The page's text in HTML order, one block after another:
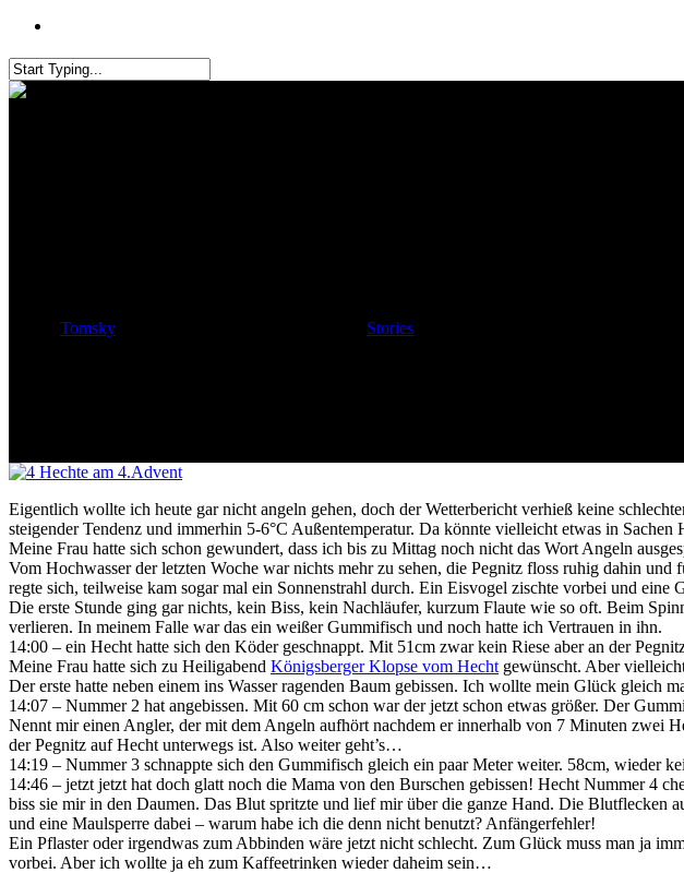
Close
Tomsky Stories
Eigentlich wollte ich heute gar nicht angeln gehen, doch der Wetterbericht verhieß keine
steigender Tendenz und immerhin 5-6°C Außentemperatur. Da könnte vielleicht etwas in Sachen
Meine Frau hatte sich schon gewundert, dass ich bis zu Mittag noch nicht das Wort Angeln
Vom Hochwasser der letzten Woche war nichts mehr zu sehen, die Pegnitz floss ruhig dahin
regte sich, teilweise kam sogar mal ein Sonnenstrahl durch. Ein Eisvogel zischte vorbei und eine
Die erste Stunde ging gar nichts, kein Biss, kein Nachläufer, kurzum Flaute wie so oft. Beim
verlieren. In meinem Falle war das ein weißer Gummifisch und noch hatte ich Vertrauen in ihn.
14:00 – ein Hecht hatte sich den Köder geschnappt. Mit 51cm zwar kein Riese aber an der
Meine Frau hatte sich zu Heiligabend Königsberger Klopse vom Hecht gewünscht. Aber
Der erste hatte neben einem ins Wasser ragenden Baum gebissen. Ich wollte mein Glück gleich
14:07 – Nummer 2 hat angebissen. Mit 60 cm schon war der jetzt schon etwas größer. Der
Nennt mir einen Angler, der mit dem Angeln aufhört nachdem er innerhalb von 7 Minuten zwei
der Pegnitz auf Hecht unterwegs ist. Also weiter geht’s…
14:19 – Nummer 3 schnappte sich den Gummifisch gleich ein paar Meter weiter. 58cm, wieder
14:46 – jetzt jetzt hat doch glatt noch die Mama von den Burschen gebissen! Hecht Nummer 4
biss sie mir in den Daumen. Das Blut spritzte und lief mir über die ganze Hand. Die
und eine Maulsperre dabei – warum habe ich die denn nicht benutzt? Anfängerfehler!
Ein Pflaster oder irgendwas zum Abbinden wäre jetzt nicht schlecht. Zum Glück muss man ja
vorbei. Aber ich wollte ja eh zum Kaffeetrinken wieder daheim sein…